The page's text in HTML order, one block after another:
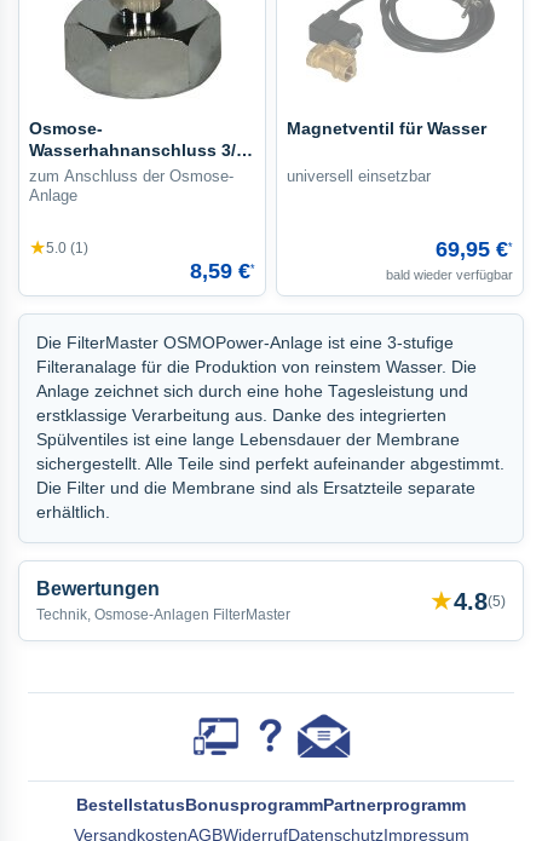
Osmose-
Wasserhahnanschluss 3/4
Zoll
zum Anschluss der Osmose-
Anlage
★5.0 (1)
8,59 €*
Magnetventil für Wasser
universell einsetzbar
69,95 €*
bald wieder verfügbar
Die FilterMaster OSMOPower-Anlage ist eine 3-stufige
Filteranalage für die Produktion von reinstem Wasser. Die
Anlage zeichnet sich durch eine hohe Tagesleistung und
erstklassige Verarbeitung aus. Danke des integrierten
Spülventiles ist eine lange Lebensdauer der Membrane
sichergestellt. Alle Teile sind perfekt aufeinander abgestimmt.
Die Filter und die Membrane sind als Ersatzteile separate
erhältlich.
Bewertungen
Technik, Osmose-Anlagen FilterMaster ★4.8(5)
BestellstatusBonusprogrammPartnerprogramm
VersandkostenAGBWiderrufDatenschutzImpressum